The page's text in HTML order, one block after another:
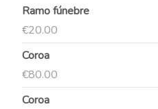
Ramo fúnebre
€20.00
Coroa
€80.00
Coroa